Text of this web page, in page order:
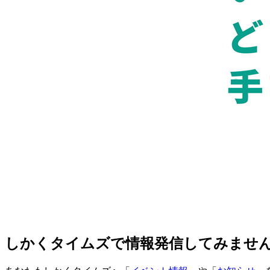
しかくタイムズで情報発信してみませ